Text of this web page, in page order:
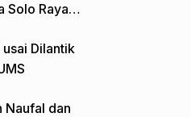
Solo Raya
Dilantik
Naufal dan